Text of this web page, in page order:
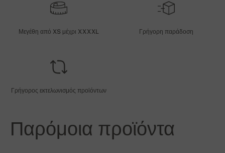
Μεγέθη από XS μέχρι XXXXL Γρήγορη παράδοση
Γρήγορος εκτελωνισμός προϊόντων
Παρόμοια προϊόντα